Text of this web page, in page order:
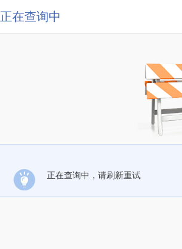
正在查询中
正在查询中，请刷新重试